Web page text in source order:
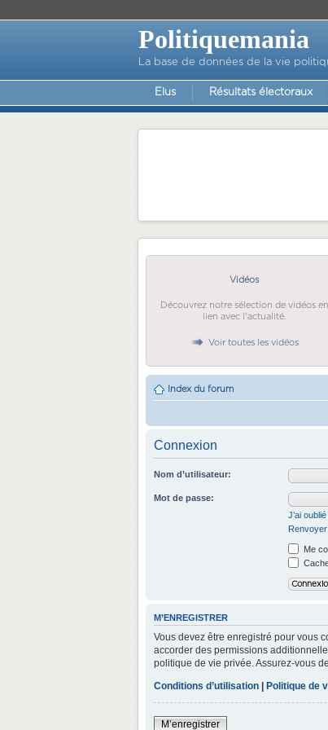
Politiquemania
La base de données de la vie
Elus Résultats électoraux
Vidéos
Découvrez notre sélection de vidéos en
lien avec l'actualité.
Voir toutes les vidéos
Index du forum
Connexion
Nom d’utilisateur:
Mot de passe:
J’ai
Renvoyer
Me
M’ENREGISTRER
Vous devez être enregistré pour vous
accorder des permissions
politique de vie privée. Assurez-vous
Conditions d’utilisation | Politique de
M’enregistrer